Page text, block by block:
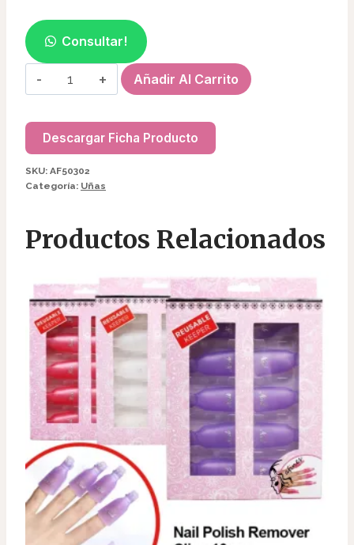
Consultar!
POLIMERO
PASTEL
(12
PCS)
AF50302
Añadir Al Carrito
Descargar Ficha Producto
SKU: AF50302
Categoría: Uñas
Productos Relacionados